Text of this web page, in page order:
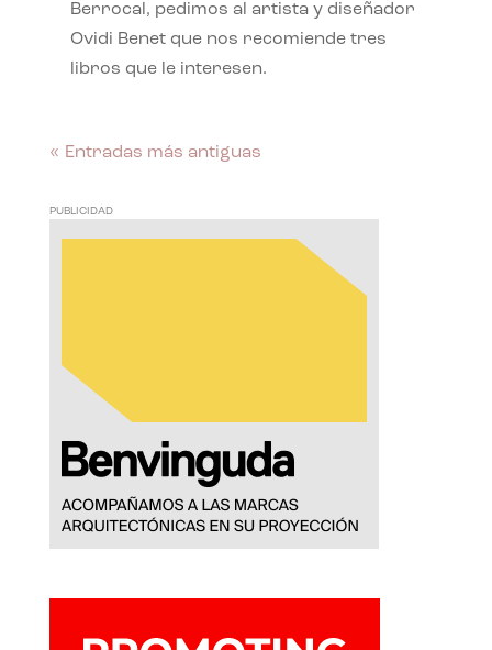
Berrocal, pedimos al artista y diseñador
Ovidi Benet que nos recomiende tres
libros que le interesen.
« Entradas más antiguas
PUBLICIDAD